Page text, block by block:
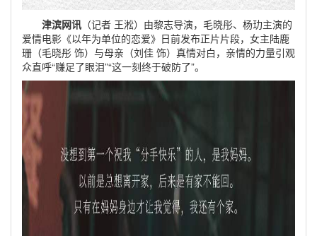
津滨网讯 （记者 王淞）由黎志导演，毛晓彤、杨玏主演的
爱情电影《以年为单位的恋爱》日前发布正片片段，女主陆鹿
珊（毛晓彤 饰）与母亲（刘佳 饰）真情对白，亲情的力量引观
众直呼“赚足了眼泪”“这一刻终于破防了”。